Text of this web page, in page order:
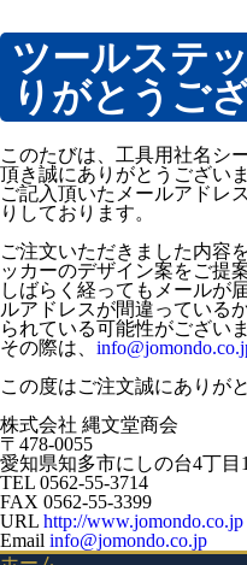
電動工具用社名シール『ツ
ガスメーター（マイコンメ
ー・連絡先シール
知多半島情報交換市場
ノベルティ制作
オリジナル印刷うちわ
ピンバッジ
プリントTシャツ
防染タオル
名入れタオル
ノベルティデザイン
動画制作
店主挨拶動画（YouTube動
DOGA）
販促・業務ツール
ツールステ
りがとうご
このたびは、工具用社名シ
頂き誠にありがとうございま
ご記入頂いたメールアドレ
りしております。
ご注文いただきました内容
ッカーのデザイン案をご提
しばらく経ってもメールが
ルアドレスが間違っている
られている可能性がございま
その際は、
この度はご注文誠にありが
株式会社 縄文堂商会
〒478-0055
愛知県知多市にしの台4丁目
TEL 0562-55-3714
FAX 0562-55-3399
URL http://www.jomondo.co.jp
Email info@jomondo.co.jp